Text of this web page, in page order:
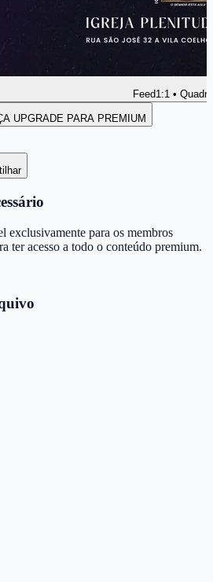
Feed1:1 •
UPGRADE PARA PREMIUM
exclusivamente para os membros
ter acesso a todo o conteúdo premium.